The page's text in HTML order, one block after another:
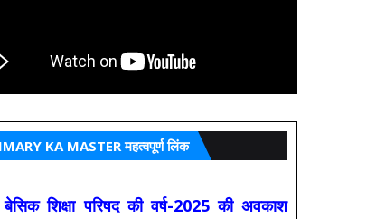
KA MASTER महत्वपूर्ण लिंक
शिक्षा परिषद की वर्ष-2025 की अवकाश